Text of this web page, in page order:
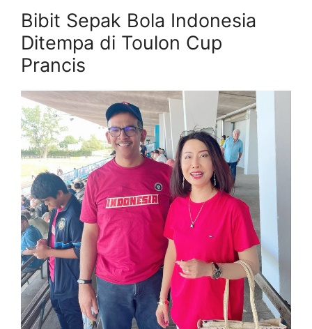
Bibit Sepak Bola Indonesia
Ditempa di Toulon Cup
Prancis